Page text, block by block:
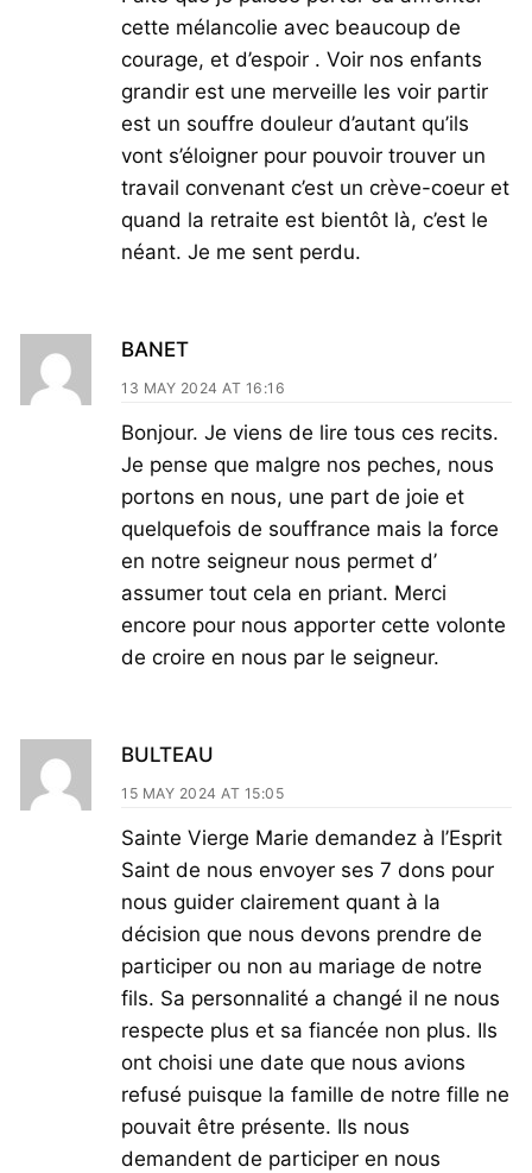
cette mélancolie avec beaucoup de
courage, et d’espoir . Voir nos enfants
grandir est une merveille les voir partir
est un souffre douleur d’autant qu’ils
vont s’éloigner pour pouvoir trouver un
travail convenant c’est un crève-coeur et
quand la retraite est bientôt là, c’est le
néant. Je me sent perdu.
BANET
13 MAY 2024 AT 16:16
Bonjour. Je viens de lire tous ces recits.
Je pense que malgre nos peches, nous
portons en nous, une part de joie et
quelquefois de souffrance mais la force
en notre seigneur nous permet d’
assumer tout cela en priant. Merci
encore pour nous apporter cette volonte
de croire en nous par le seigneur.
BULTEAU
15 MAY 2024 AT 15:05
Sainte Vierge Marie demandez à l’Esprit
Saint de nous envoyer ses 7 dons pour
nous guider clairement quant à la
décision que nous devons prendre de
participer ou non au mariage de notre
fils. Sa personnalité a changé il ne nous
respecte plus et sa fiancée non plus. Ils
ont choisi une date que nous avions
refusé puisque la famille de notre fille ne
pouvait être présente. Ils nous
demandent de participer en nous